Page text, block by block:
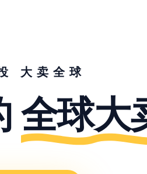
我
大
的
运营
大卖全球
全球大